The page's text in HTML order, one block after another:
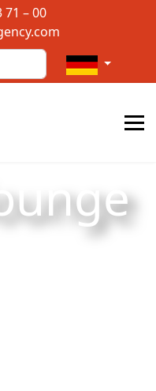
71 – 00
Sprache